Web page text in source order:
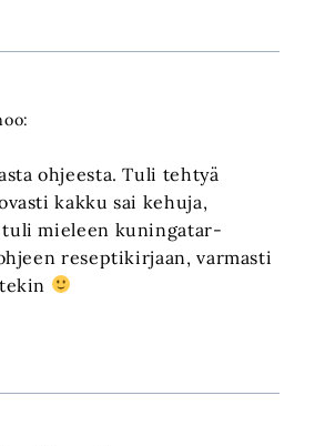
ohjeesta. Tuli tehtyä
kakku sai kehuja,
tuli mieleen kuningatar-
reseptikirjaan, varmasti